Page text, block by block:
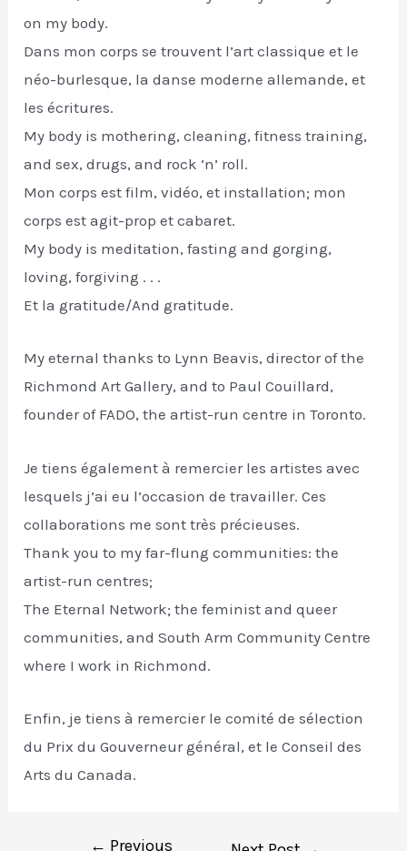
on my body.
Dans mon corps se trouvent l’art classique et le
néo-burlesque, la danse moderne allemande, et
les écritures.
My body is mothering, cleaning, fitness training,
and sex, drugs, and rock ‘n’ roll.
Mon corps est film, vidéo, et installation; mon
corps est agit-prop et cabaret.
My body is meditation, fasting and gorging,
loving, forgiving . . .
Et la gratitude/And gratitude.
My eternal thanks to Lynn Beavis, director of the
Richmond Art Gallery, and to Paul Couillard,
founder of FADO, the artist-run centre in Toronto.
Je tiens également à remercier les artistes avec
lesquels j’ai eu l’occasion de travailler. Ces
collaborations me sont très précieuses.
Thank you to my far-flung communities: the
artist-run centres;
The Eternal Network; the feminist and queer
communities, and South Arm Community Centre
where I work in Richmond.
Enfin, je tiens à remercier le comité de sélection
du Prix du Gouverneur général, et le Conseil des
Arts du Canada.
← Previous